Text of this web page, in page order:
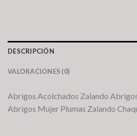
DESCRIPCIÓN
VALORACIONES (0)
Abrigos Acolchados Zalando
Abrigos Mujer Plumas Zalando